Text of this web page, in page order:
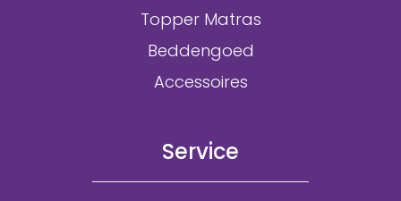
Topper Matras
Beddengoed
Accessoires
Service